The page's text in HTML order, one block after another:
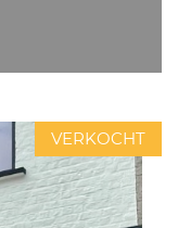
VERKOCHT